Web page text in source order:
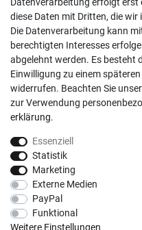
Kundenkonto
Registrieren
Login
Hilfe
Informationen
Impressum
Datenschutzerklärung
AGB
Vertrag widerrufen
diese Daten mit Dritten, die wir
Die Datenverarbeitung kann
berechtigten Interesses
abgelehnt werden. Es besteht
Einwilligung zu einem
widerrufen. Beachten Sie unser
zur Verwendung
erklärung.
Essenziell
Statistik
Marketing
Externe Medien
PayPal
Funktional
Weitere Einstellungen